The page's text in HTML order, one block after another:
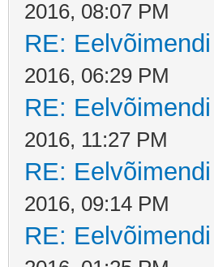
2016, 08:07 PM
RE:
2016, 06:29 PM
RE:
2016, 11:27 PM
RE:
2016, 09:14 PM
RE: